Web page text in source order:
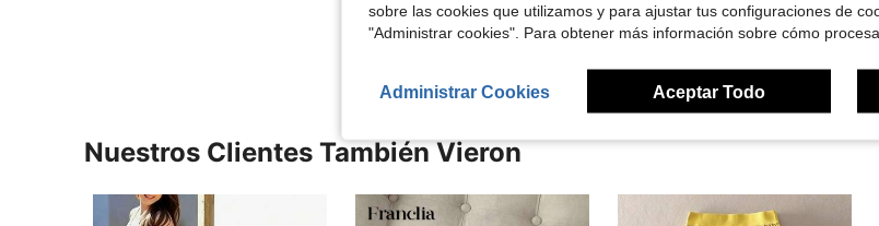
Ver Más Reseñas
Nuestros Clientes También Vieron
sobre las cookies que utilizamos y para ajustar tus configuraciones de
"Administrar cookies". Para obtener más información sobre cómo
Administrar Cookies Aceptar Todo